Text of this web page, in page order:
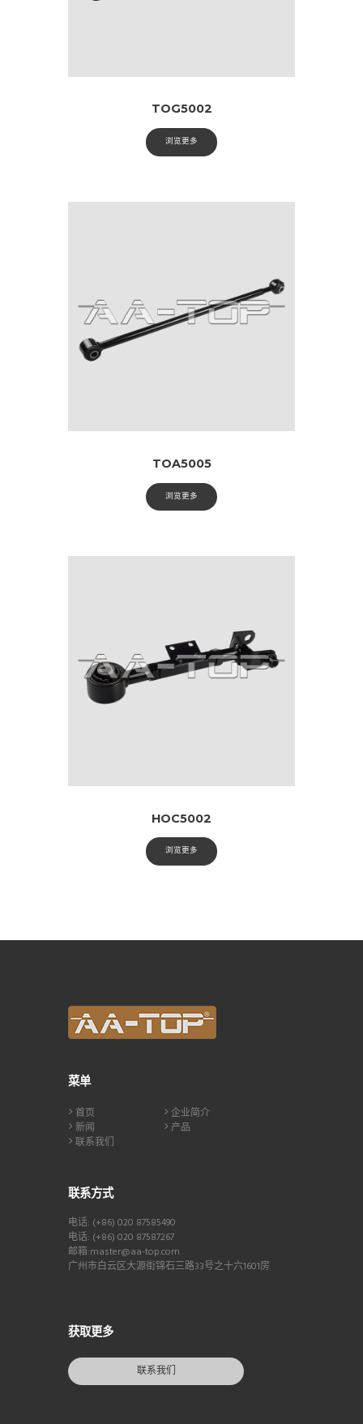
TOG5002
浏览更多
TOA5005
浏览更多
HOC5002
浏览更多
菜单
首页
企业简介
新闻
产品
联系我们
联系方式
电话: (+86) 020 87585490
电话: (+86) 020 87587267
邮箱:master@aa-top.com
广州市白云区大源街锦石三路33号之十六1601房
获取更多
联系我们